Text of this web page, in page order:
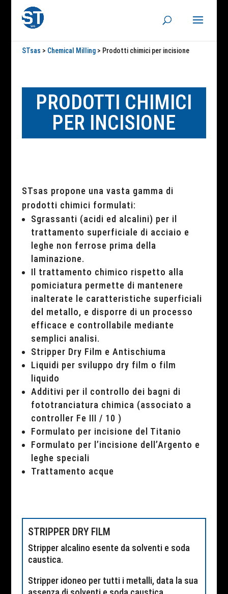
STsas > Chemical Milling> Prodotti chimici per incisione
PRODOTTI CHIMICI
PER INCISIONE
STsas propone una vasta gamma di
prodotti chimici formulati:
Sgrassanti (acidi ed alcalini) per il
trattamento superficiale di acciaio e
leghe non ferrose prima della
laminazione.
Il trattamento chimico rispetto alla
pomiciatura permette di mantenere
inalterate le caratteristiche superficiali
del metallo, e disporre di un processo
efficace e controllabile mediante
semplici analisi.
Stripper Dry Film e Antischiuma
Liquidi per sviluppo dry film o film
liquido
Additivi per il controllo dei bagni di
fototranciatura chimica (associato a
controller Fe III / 10 )
Formulato per incisione del Titanio
Formulato per l’incisione dell’Argento e
leghe speciali
Trattamento acque
STRIPPER DRY FILM
Stripper alcalino esente da solventi e soda
caustica.
Stripper idoneo per tutti i metalli, data la sua